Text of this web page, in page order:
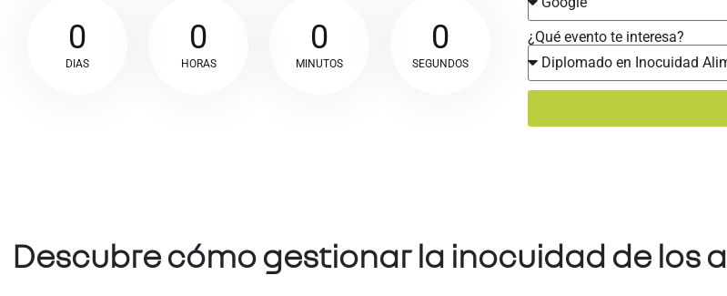
0
DÍAS
0
HORAS
0
MINUTOS
0
SEGUNDOS
¿Qué evento te interesa?
Descubre cómo gestionar la inocuidad de los